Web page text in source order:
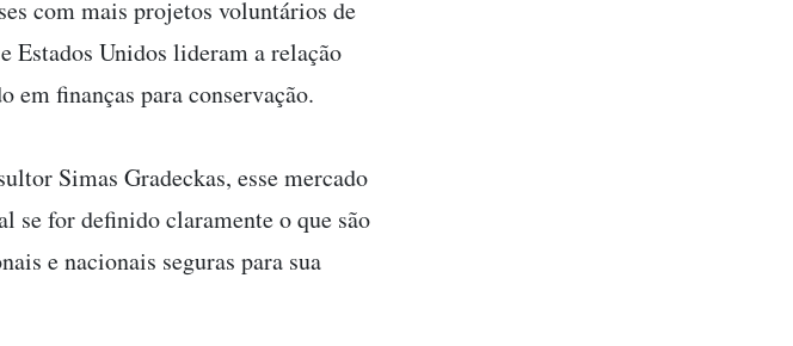
com mais projetos voluntários de
Estados Unidos lideram a relação
finanças para conservação.
Simas Gradeckas, esse mercado
se for definido claramente o que são
e nacionais seguras para sua